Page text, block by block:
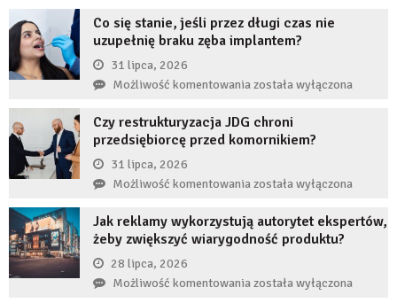
Co się stanie, jeśli przez długi czas nie
uzupełnię braku zęba implantem?
31 lipca, 2026
Możliwość komentowaniaCo
stanie,
jeśli
długi
uzupełnię
implantem?
została wyłączona
Czy restrukturyzacja JDG chroni
przedsiębiorcę przed komornikiem?
31 lipca, 2026
Możliwość komentowaniaCzy
JDG
chroni
przed
komornikiem?
została wyłączona
Jak reklamy wykorzystują autorytet ekspertów,
żeby zwiększyć wiarygodność produktu?
28 lipca, 2026
Możliwość komentowaniaJak
została wyłączona